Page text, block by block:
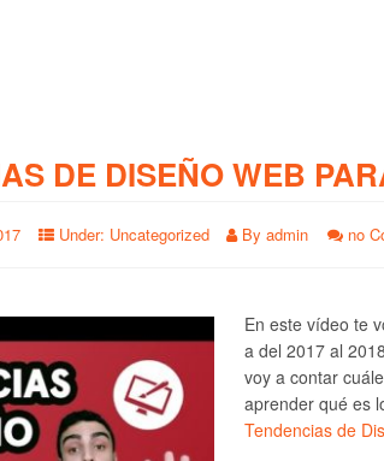
DE DISEÑO WEB
Under: Uncategorized By admin no
En este vídeo te
a del 2017 al
voy a contar
aprender qué es
Tendencias de